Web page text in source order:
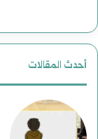
أحدث المقالات